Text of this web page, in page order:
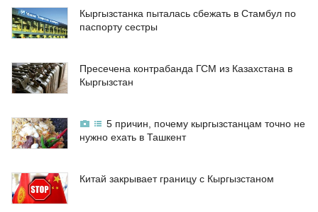
Кыргызстанка пыталась сбежать в Стамбул по
паспорту сестры
Пресечена контрабанда ГСМ из Казахстана в
Кыргызстан
5 причин, почему кыргызстанцам точно не
нужно ехать в Ташкент
Китай закрывает границу с Кыргызстаном